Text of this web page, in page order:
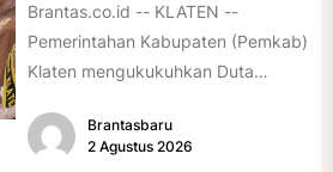
Brantas.co.id -- KLATEN --
Pemerintahan Kabupaten (Pemkab)
Klaten mengukukuhkan Duta
pelajar dan pemuda. Pengukuhan
tersebut digelar...
Brantasbaru
2 Agustus 2026